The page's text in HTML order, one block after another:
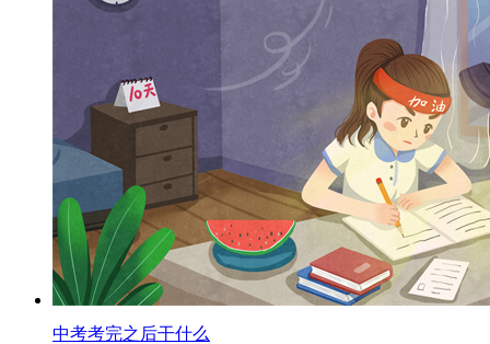
中考考完之后干什么